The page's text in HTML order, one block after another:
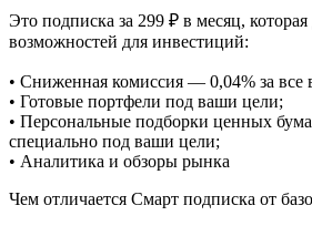
Это подписка за 299 ₽ в месяц,
возможностей для инвестиций:
• Сниженная комиссия — 0,04% за все
• Готовые портфели под ваши цели;
• Персональные подборки ценных
специально под ваши цели;
• Аналитика и обзоры рынка
Чем отличается Смарт подписка от